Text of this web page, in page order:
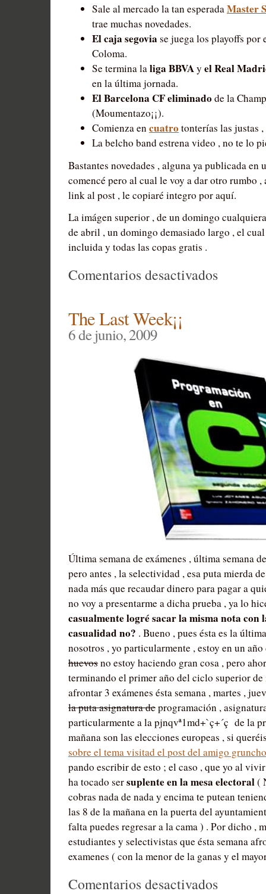
Sale al mercado la tan esperadaMaster
trae muchas novedades.
El caja segovia se juega los playoffs
Coloma.
Se termina laliga BBVAy el Real
en la última jornada.
El Barcelona CF eliminado de la
(Moumentazo¡¡).
Comienza encuatro tonterías las justas
La belcho band estrena video , no te lo
Bastantes novedades , alguna ya publicada en
comencé pero al cual le voy a dar otro rumbo
link al post , le copiaré integro por aquí.
La imágen superior , de un domingo
de abril , un domingo demasiado largo , el
incluida y todas las copas gratis .
Comentarios desactivados
The Last Week¡¡
6 de junio, 2009
Última semana de exámenes , última semana
pero antes , la selectividad , esa puta mierda
nada más que recaudar dinero para pagar a
no voy a presentarme a dicha prueba , ya lo
casualmente logré sacar la misma nota con
casualidad no? . Bueno , pues ésta es la
nosotros , yo particularmente , estoy en un
huevosno estoy haciendo gran cosa , pero
terminando el primer año del ciclo superior
afrontar 3 exámenes ésta semana , martes ,
la puta asignatura deprogramación ,
particularmente a la pjnqvª1md+`ç+´ç de la
mañana son las elecciones europeas , si
sobre el tema visitad el post del amigo
pando escribir de esto ; el caso , que yo al
ha tocado sersuplente en la mesa electoral(
cobras nada de nada y encima te putean
las 8 de la mañana en la puerta del
falta puedes regresar a la cama ) . Por dicho ,
estudiantes y selectivistas que ésta semana
examenes ( con la menor de la ganas y el
Comentarios desactivados